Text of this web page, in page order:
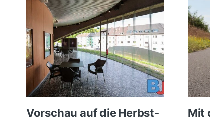
Vorschau auf die Herbst-
Mit